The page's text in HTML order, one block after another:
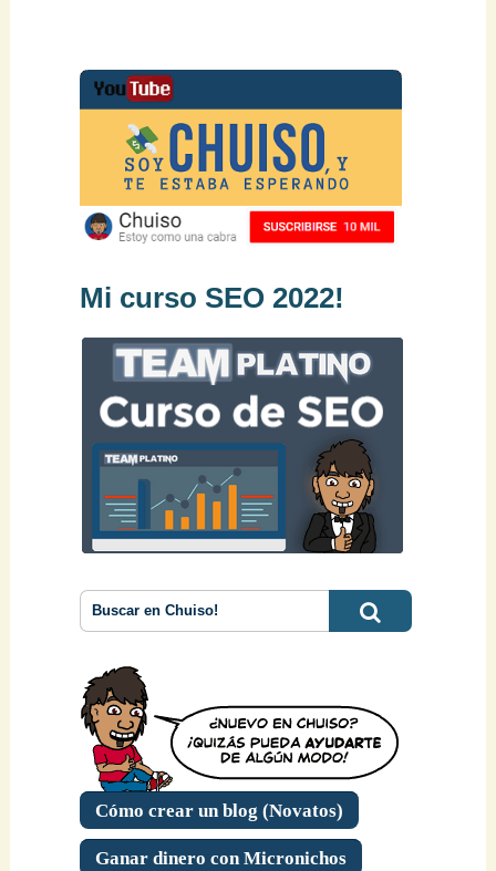
Mi curso SEO 2022!
Cómo crear un blog (Novatos)
Ganar dinero con Micronichos